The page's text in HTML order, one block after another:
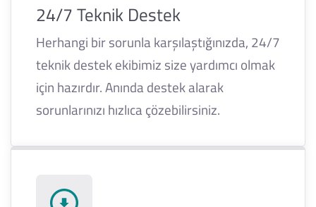
24/7 Teknik Destek
Herhangi bir sorunla karşılaştığınızda, 24/7
teknik destek ekibimiz size yardımcı olmak
için hazırdır. Anında destek alarak
sorunlarınızı hızlıca çözebilirsiniz.